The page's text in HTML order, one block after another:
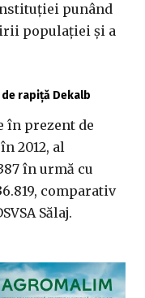
punând
populaţiei şi a
rapiță Dekalb
în prezent de
2012, al
în urmă cu
comparativ
Sălaj.